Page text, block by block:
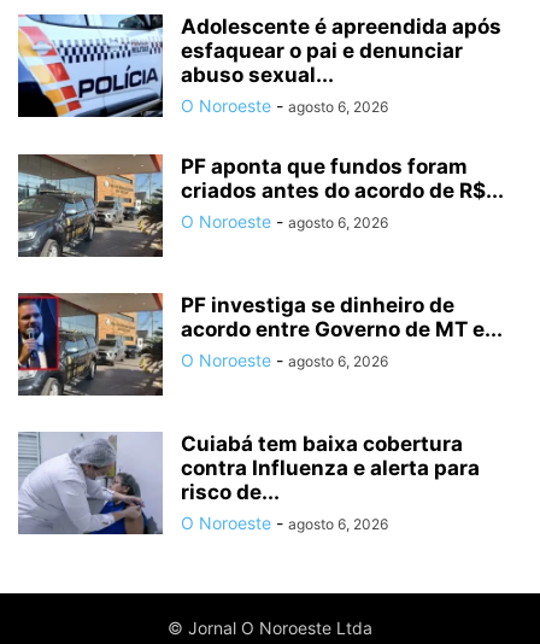
Adolescente é apreendida após
esfaquear o pai e denunciar
abuso sexual...
O Noroeste - agosto 6, 2026
PF aponta que fundos foram
criados antes do acordo de R$...
O Noroeste - agosto 6, 2026
PF investiga se dinheiro de
acordo entre Governo de MT e...
O Noroeste - agosto 6, 2026
Cuiabá tem baixa cobertura
contra Influenza e alerta para
risco de...
O Noroeste - agosto 6, 2026
© Jornal O Noroeste Ltda